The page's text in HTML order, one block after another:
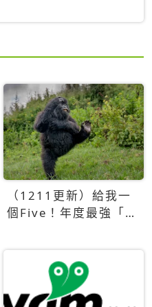
（1211更新）給我一
個Five！年度最強「舞
笑動物攝影獎